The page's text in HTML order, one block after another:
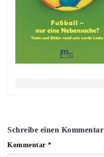
Schreibe einen Kommentar
Kommentar *